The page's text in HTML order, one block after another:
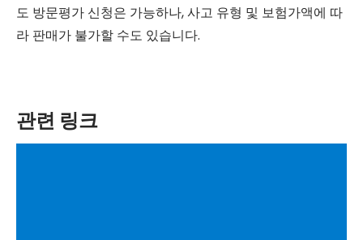
도 방문평가 신청은 가능하나, 사고 유형 및 보험가액에 따
라 판매가 불가할 수도 있습니다.
관련 링크